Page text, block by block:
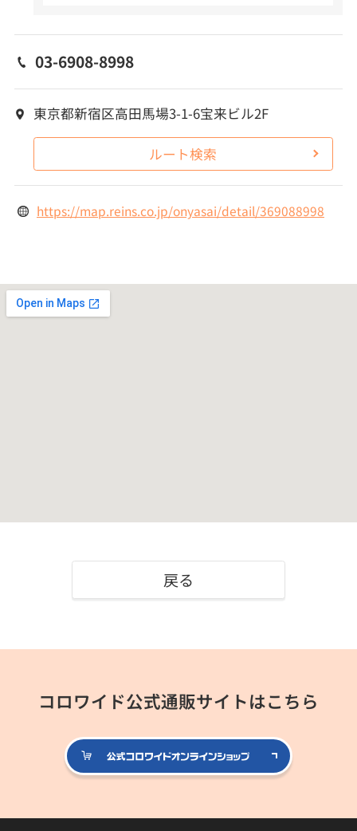
03-6908-8998
東京都新宿区高田馬場3-1-6宝来ビル2F
ルート検索
https://map.reins.co.jp/onyasai/detail/369088998
戻る
コロワイド公式通販サイトはこちら
公式コロ